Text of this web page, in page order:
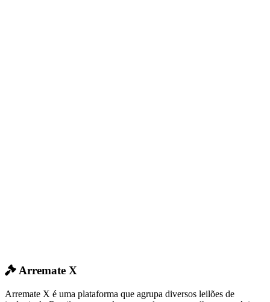
Arremate X
Arremate X é uma plataforma que agrupa diversos leilões de